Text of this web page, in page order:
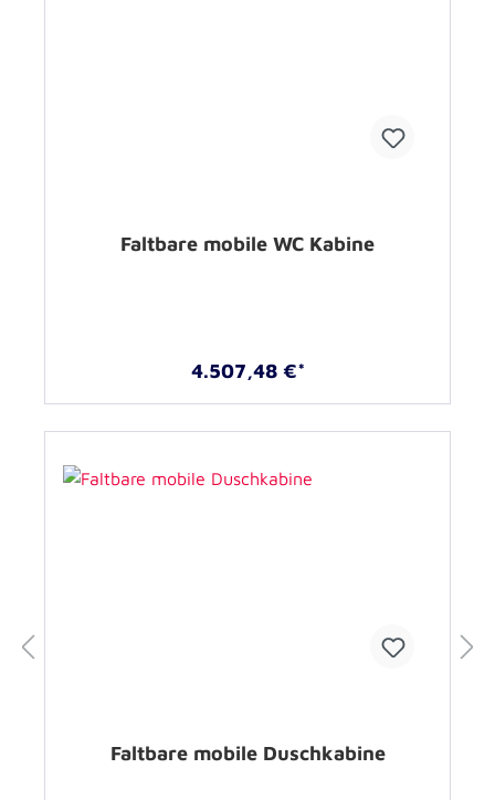
Faltbare mobile WC Kabine
4.507,48 €*
Faltbare mobile Duschkabine